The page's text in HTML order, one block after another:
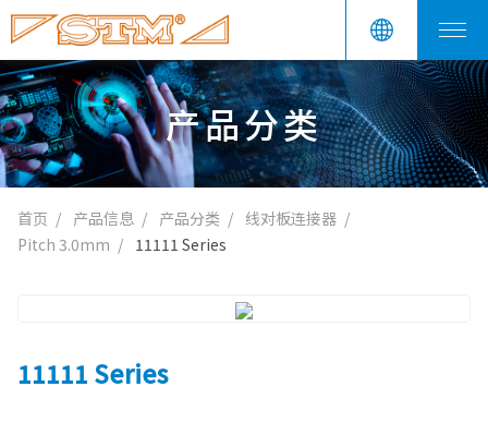
产品分类
首页 产品信息 产品分类
线对板连接器
Pitch 3.0mm
11111 Series
11111 Series